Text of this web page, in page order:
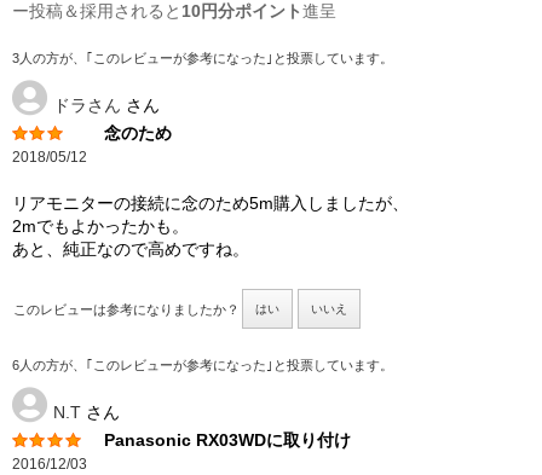
ー投稿＆採用されると 10円分ポイント進呈
3人の方が、｢このレビューが参考になった｣と投票しています。
ドラさん さん
念のため
2018/05/12
リアモニターの接続に念のため5m購入しましたが、
2mでもよかったかも。
あと、純正なので高めですね。
このレビューは参考になりましたか？ はい いいえ
6人の方が、｢このレビューが参考になった｣と投票しています。
N.T さん
Panasonic RX03WDに取り付け
2016/12/03